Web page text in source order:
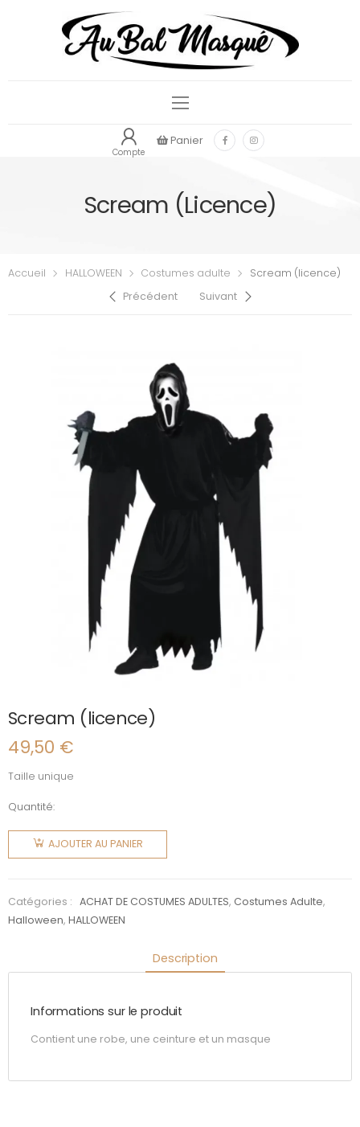
Compte
Panier
Scream (licence)
Accueil HALLOWEEN Costumes adulte
Scream (licence)
Précédent
Suivant
Scream (licence)
49,50 €
Taille unique
Quantité:
quantité
Scream
AJOUTER AU PANIER
Catégories : ACHAT DE COSTUMES ADULTES, Costumes Adulte,
Halloween, HALLOWEEN
Description
Informations sur le produit
Contient une robe, une ceinture et un masque